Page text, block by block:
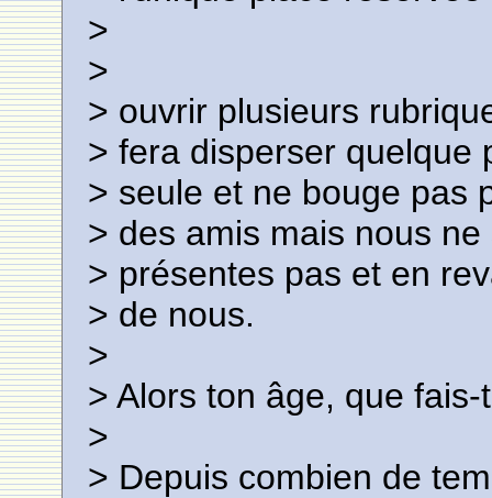
>
>
> ouvrir plusieurs
> fera disperser quelque
> seule et ne bouge pas
> des amis mais nous
> présentes pas et en
> de nous.
>
> Alors ton âge, que
>
> Depuis combien de